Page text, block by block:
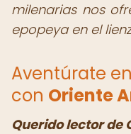
milenarias nos
epopeya en el
Aventúrate
con Oriente
Querido lector de